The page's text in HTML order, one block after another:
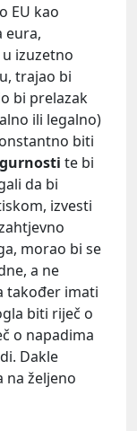
EU kao
eura,
izuzetno
trajao bi
bi prelazak
ili legalno)
biti
te bi
da bi
izvesti
morao bi se
a ne
također imati
biti riječ o
o napadima
Dakle
na željeno